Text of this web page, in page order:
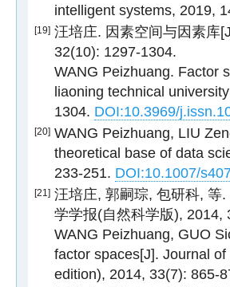
intelligent systems, 2019,
[19] 汪培庄. 因素空间与因素库
32(10): 1297-1304.
WANG Peizhuang. Factor
liaoning technical
1304. DOI:10.3969/
[20] WANG Peizhuang, LIU
theoretical base of data
233-251. DOI:10.1007/
[21] 汪培庄, 郭嗣琮, 包研科, 等
学学报(自然科学版), 2014,
WANG Peizhuang, GUO
factor spaces[J]. Journal
edition), 2014, 33(7): 865-